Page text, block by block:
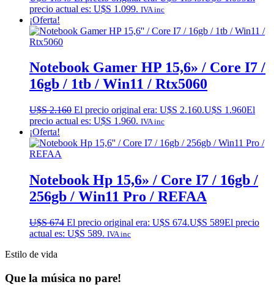
precio actual es: U$S 1.099. IVA inc
¡Oferta!
Notebook Gamer HP 15,6» / Core I7 /
16gb / 1tb / Win11 / Rtx5060
U$S2.160 El precio original era: U$S 2.160.U$S 1.960El
precio actual es: U$S 1.960. IVA inc
¡Oferta!
Notebook Hp 15,6» / Core I7 / 16gb /
256gb / Win11 Pro / REFAA
U$S674 El precio original era: U$S 674.U$S 589El precio
actual es: U$S 589. IVA inc
Estilo de vida
Que la música no pare!